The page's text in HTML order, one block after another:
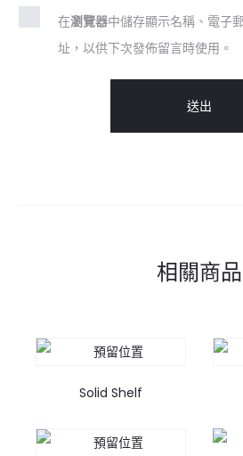
在瀏覽器中儲存顯示名稱、電子
址，以供下次發佈留言時使用。
相關商品
Solid Shelf